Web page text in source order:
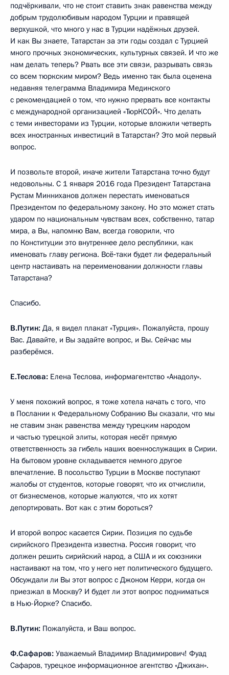
подчёркивали, что не стоит ставить знак равенства между
добрым трудолюбивым народом Турции и правящей
верхушкой, что много у нас в Турции надёжных друзей.
И как Вы знаете, Татарстан за эти годы создал с Турцией
много прочных экономических, культурных связей. И что же
нам делать теперь? Рвать все эти связи, разрывать связь
со всем тюркским миром? Ведь именно так была оценена
недавняя телеграмма Владимира Мединского
с рекомендацией о том, что нужно прервать все контакты
с международной организацией «ТюрКСОЙ». Что делать
с теми инвесторами из Турции, которые вложили четверть
всех иностранных инвестиций в Татарстан? Это мой первый
вопрос.
И позвольте второй, иначе жители Татарстана точно будут
недовольны. С 1 января 2016 года Президент Татарстана
Рустам Минниханов должен перестать именоваться
Президентом по федеральному закону. Но это может стать
ударом по национальным чувствам всех, собственно, татар
мира, а Вы, напомню Вам, всегда говорили, что
по Конституции это внутреннее дело республики, как
именовать главу региона. Всё‑таки будет ли федеральный
центр настаивать на переименовании должности главы
Татарстана?
Спасибо.
В.Путин: Да, я видел плакат «Турция». Пожалуйста, прошу
Вас. Давайте, и Вы задайте вопрос, и Вы. Сейчас мы
разберёмся.
Е.Теслова: Елена Теслова, информагентство «Анадолу».
У меня похожий вопрос, я тоже хотела начать с того, что
в Послании к Федеральному Собранию Вы сказали, что мы
не ставим знак равенства между турецким народом
и частью турецкой элиты, которая несёт прямую
ответственность за гибель наших военнослужащих в Сирии.
На бытовом уровне складывается немного другое
впечатление. В посольство Турции в Москве поступают
жалобы от студентов, которые говорят, что их отчислили,
от бизнесменов, которые жалуются, что их хотят
депортировать. Вот как с этим бороться?
И второй вопрос касается Сирии. Позиция по судьбе
сирийского Президента известна. Россия говорит, что
должен решить сирийский народ, а США и их союзники
настаивают на том, что у него нет политического будущего.
Обсуждали ли Вы этот вопрос с Джоном Керри, когда он
приезжал в Москву? И будет ли этот вопрос подниматься
в Нью-Йорке? Спасибо.
В.Путин: Пожалуйста, и Ваш вопрос.
Ф.Сафаров: Уважаемый Владимир Владимирович! Фуад
Сафаров, турецкое информационное агентство «Джихан».